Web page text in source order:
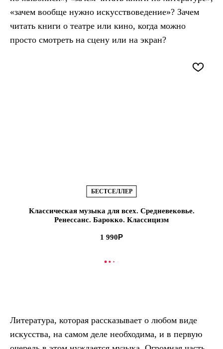
«зачем вообще нужно искусствоведение»? Зачем
читать книги о театре или кино, когда можно
просто смотреть на сцену или на экран?
БЕСТСЕЛЛЕР
Классическая музыка для всех. Средневековье.
Ренессанс. Барокко. Классицизм
1 990
В КОРЗИНУ
Литература, которая рассказывает о любом виде
искусства, на самом деле необходима, и в первую